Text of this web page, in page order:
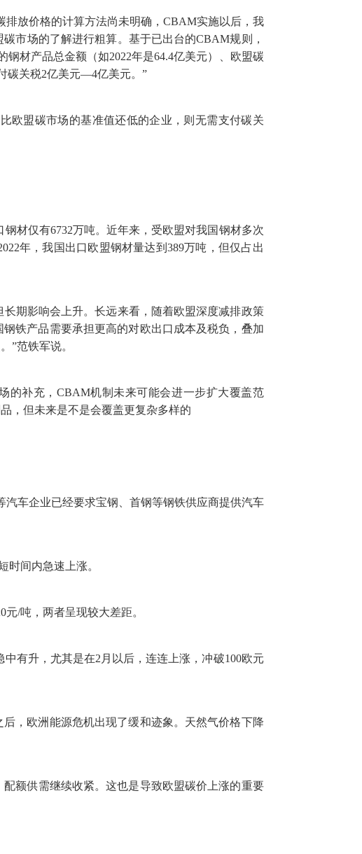
放价格的计算方法尚未明确，CBAM实施以后，我
市场的了解进行粗算。基于已出台的CBAM规则，
材产品总金额（如2022年是64.4亿美元）、欧盟碳
碳关税2亿美元—4亿美元。”
盟碳市场的基准值还低的企业，则无需支付碳关
材仅有6732万吨。近年来，受欧盟对我国钢材多次
年，我国出口欧盟钢材量达到389万吨，但仅占出
期影响会上升。长远来看，随着欧盟深度减排政策
铁产品需要承担更高的对欧出口成本及税负，叠加
”范铁军说。
补充，CBAM机制未来可能会进一步扩大覆盖范
，但未来是不是会覆盖更复杂多样的
车企业已经要求宝钢、首钢等钢铁供应商提供汽车
间内急速上涨。
/吨，两者呈现较大差距。
有升，尤其是在2月以后，连连上涨，冲破100欧元
，欧洲能源危机出现了缓和迹象。天然气价格下降
额供需继续收紧。这也是导致欧盟碳价上涨的重要